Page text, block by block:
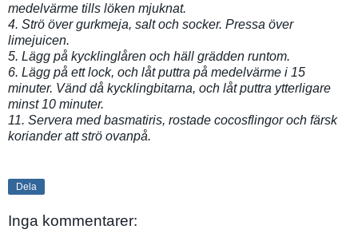
medelvärme tills löken mjuknat.
4. Strö över gurkmeja, salt och socker. Pressa över
limejuicen.
5. Lägg på kycklinglåren och häll grädden runtom.
6. Lägg på ett lock, och låt puttra på medelvärme i 15
minuter. Vänd då kycklingbitarna, och låt puttra ytterligare
minst 10 minuter.
11. Servera med basmatiris, rostade cocosflingor och färsk
koriander att strö ovanpå.
Dela
Inga kommentarer: